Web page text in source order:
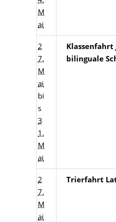
M
ai
2
7.
M
ai
bi
s
3
1.
M
ai
Klassenfahrt
bilinguale
2
7.
M
ai
Trierfahrt